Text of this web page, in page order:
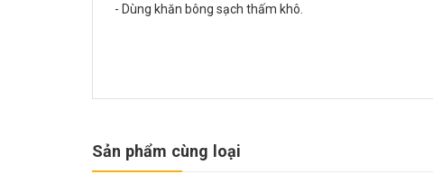
- Dùng khăn bông sạch thấm khô.
Sản phẩm cùng loại